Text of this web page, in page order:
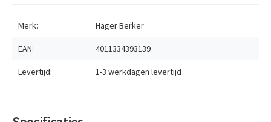
Merk: Hager Berker
EAN: 4011334393139
Levertijd: 1-3 werkdagen levertijd